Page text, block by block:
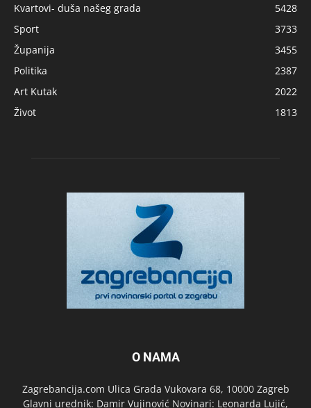
Kvartovi- duša našeg grada
5428
Sport
3733
Županija
3455
Politika
2387
Art Kutak
2022
Život
1813
O NAMA
Zagrebancija.com Ulica Grada Vukovara 68, 10000 Zagreb
Glavni urednik: Damir Vujinović Novinari: Leonarda Lujić,